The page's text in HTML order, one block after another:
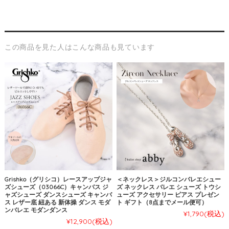
この商品を見た人はこんな商品も見ています
Grishko（グリシコ）レースアップジャ
ズシューズ（03066C）キャンバス ジ
ャズシューズ ダンスシューズ キャンバ
ス レザー底 紐ある 新体操 ダンス モダ
ンバレエ モダンダンス
¥12,900(税込)
＜ネックレス＞ジルコンバレエシュー
ズ ネックレス バレエ シューズ トウシ
ューズ アクセサリー ピアス プレゼン
ト ギフト（8点までメール便可）
¥1,790(税込)